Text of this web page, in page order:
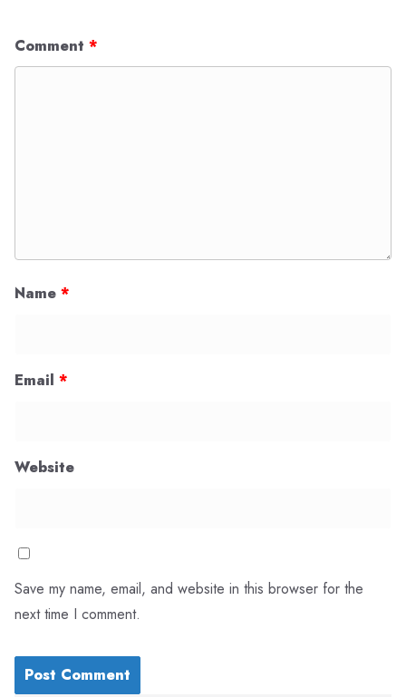
Comment *
Name *
Email *
Website
Save my name, email, and website in this browser for the
next time I comment.